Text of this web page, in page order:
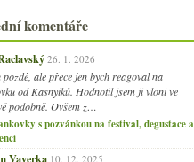
komentáře
26. 1. 2026
ale přece jen bych reagoval na
od Kasnyiků. Hodnotil jsem ji vloni ve
podobně. Ovšem z…
s pozvánkou na festival, degustace a
Vaverka 10. 12. 2025